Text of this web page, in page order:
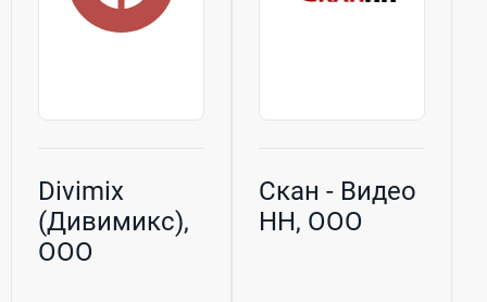
Divimix
(Дивимикс),
ООО
Скан - Видео
НН, ООО